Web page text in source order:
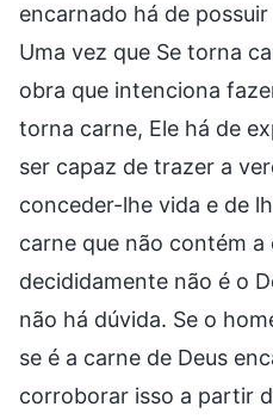
encarnado há de
Uma vez que Se torna
obra que intenciona
torna carne, Ele há de
ser capaz de trazer a
conceder-lhe vida e de
carne que não contém a
decididamente não é o
não há dúvida. Se o
se é a carne de Deus
corroborar isso a partir